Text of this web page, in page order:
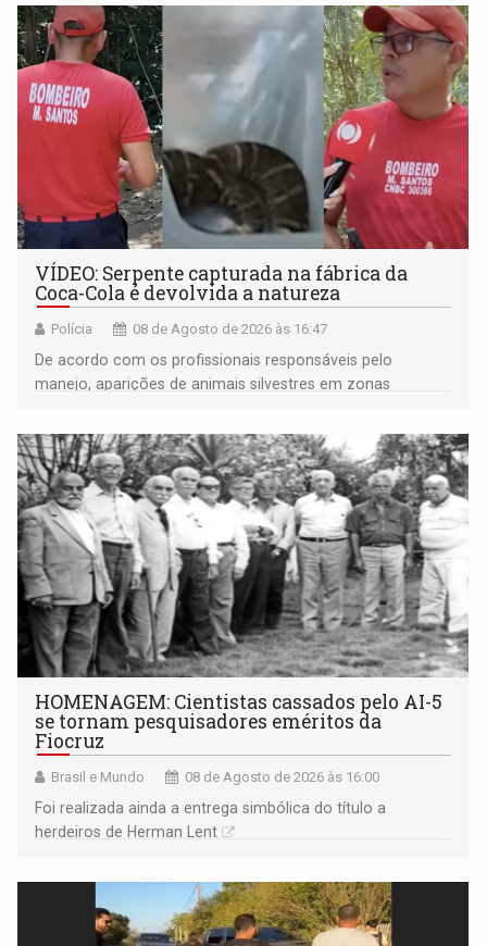
VÍDEO: Serpente capturada na fábrica da
Coca-Cola é devolvida a natureza
Polícia 08 de Agosto de 2026 às 16:47
De acordo com os profissionais responsáveis pelo
manejo, aparições de animais silvestres em zonas
HOMENAGEM: Cientistas cassados pelo AI-5
se tornam pesquisadores eméritos da
Fiocruz
Brasil e Mundo 08 de Agosto de 2026 às 16:00
Foi realizada ainda a entrega simbólica do título a
herdeiros de Herman Lent